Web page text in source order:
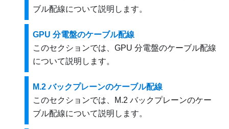
ブル配線について説明します。
GPU 分電盤のケーブル配線
このセクションでは、GPU 分電盤のケーブル配線
について説明します。
M.2 バックプレーンのケーブル配線
このセクションでは、M.2 バックプレーンのケー
ブル配線について説明します。